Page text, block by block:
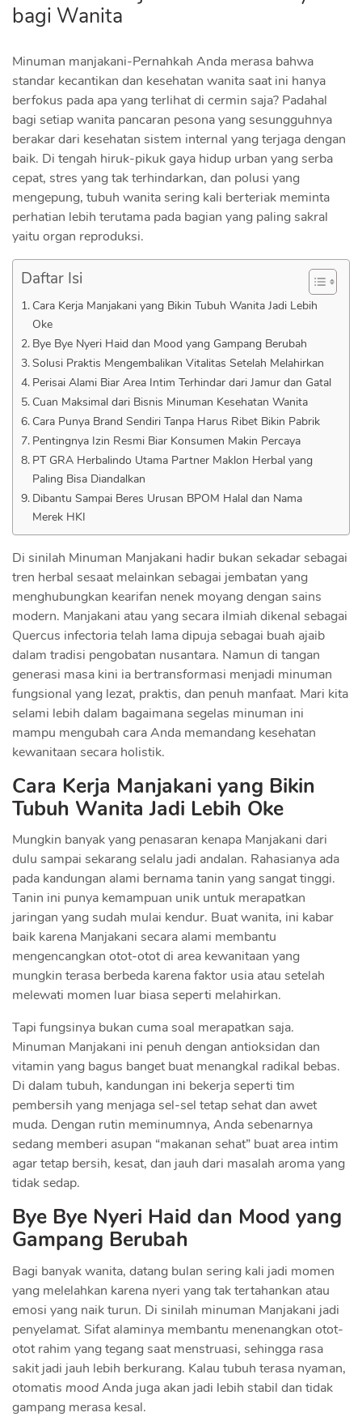
bagi Wanita
Minuman manjakani-Pernahkah Anda merasa bahwa
standar kecantikan dan kesehatan wanita saat ini hanya
berfokus pada apa yang terlihat di cermin saja? Padahal
bagi setiap wanita pancaran pesona yang sesungguhnya
berakar dari kesehatan sistem internal yang terjaga dengan
baik. Di tengah hiruk-pikuk gaya hidup urban yang serba
cepat, stres yang tak terhindarkan, dan polusi yang
mengepung, tubuh wanita sering kali berteriak meminta
perhatian lebih terutama pada bagian yang paling sakral
yaitu organ reproduksi.
Daftar Isi
Cara Kerja Manjakani yang Bikin Tubuh Wanita Jadi Lebih
Oke
Bye Bye Nyeri Haid dan Mood yang Gampang Berubah
Solusi Praktis Mengembalikan Vitalitas Setelah Melahirkan
Perisai Alami Biar Area Intim Terhindar dari Jamur dan Gatal
Cuan Maksimal dari Bisnis Minuman Kesehatan Wanita
Cara Punya Brand Sendiri Tanpa Harus Ribet Bikin Pabrik
Pentingnya Izin Resmi Biar Konsumen Makin Percaya
PT GRA Herbalindo Utama Partner Maklon Herbal yang
Paling Bisa Diandalkan
Dibantu Sampai Beres Urusan BPOM Halal dan Nama
Merek HKI
Di sinilah Minuman Manjakani hadir bukan sekadar sebagai
tren herbal sesaat melainkan sebagai jembatan yang
menghubungkan kearifan nenek moyang dengan sains
modern. Manjakani atau yang secara ilmiah dikenal sebagai
Quercus infectoria telah lama dipuja sebagai buah ajaib
dalam tradisi pengobatan nusantara. Namun di tangan
generasi masa kini ia bertransformasi menjadi minuman
fungsional yang lezat, praktis, dan penuh manfaat. Mari kita
selami lebih dalam bagaimana segelas minuman ini
mampu mengubah cara Anda memandang kesehatan
kewanitaan secara holistik.
Cara Kerja Manjakani yang Bikin
Tubuh Wanita Jadi Lebih Oke
Mungkin banyak yang penasaran kenapa Manjakani dari
dulu sampai sekarang selalu jadi andalan. Rahasianya ada
pada kandungan alami bernama tanin yang sangat tinggi.
Tanin ini punya kemampuan unik untuk merapatkan
jaringan yang sudah mulai kendur. Buat wanita, ini kabar
baik karena Manjakani secara alami membantu
mengencangkan otot-otot di area kewanitaan yang
mungkin terasa berbeda karena faktor usia atau setelah
melewati momen luar biasa seperti melahirkan.
Tapi fungsinya bukan cuma soal merapatkan saja.
Minuman Manjakani ini penuh dengan antioksidan dan
vitamin yang bagus banget buat menangkal radikal bebas.
Di dalam tubuh, kandungan ini bekerja seperti tim
pembersih yang menjaga sel-sel tetap sehat dan awet
muda. Dengan rutin meminumnya, Anda sebenarnya
sedang memberi asupan “makanan sehat” buat area intim
agar tetap bersih, kesat, dan jauh dari masalah aroma yang
tidak sedap.
Bye Bye Nyeri Haid dan Mood yang
Gampang Berubah
Bagi banyak wanita, datang bulan sering kali jadi momen
yang melelahkan karena nyeri yang tak tertahankan atau
emosi yang naik turun. Di sinilah minuman Manjakani jadi
penyelamat. Sifat alaminya membantu menenangkan otot-
otot rahim yang tegang saat menstruasi, sehingga rasa
sakit jadi jauh lebih berkurang. Kalau tubuh terasa nyaman,
otomatis moodAnda juga akan jadi lebih stabil dan tidak
gampang merasa kesal.